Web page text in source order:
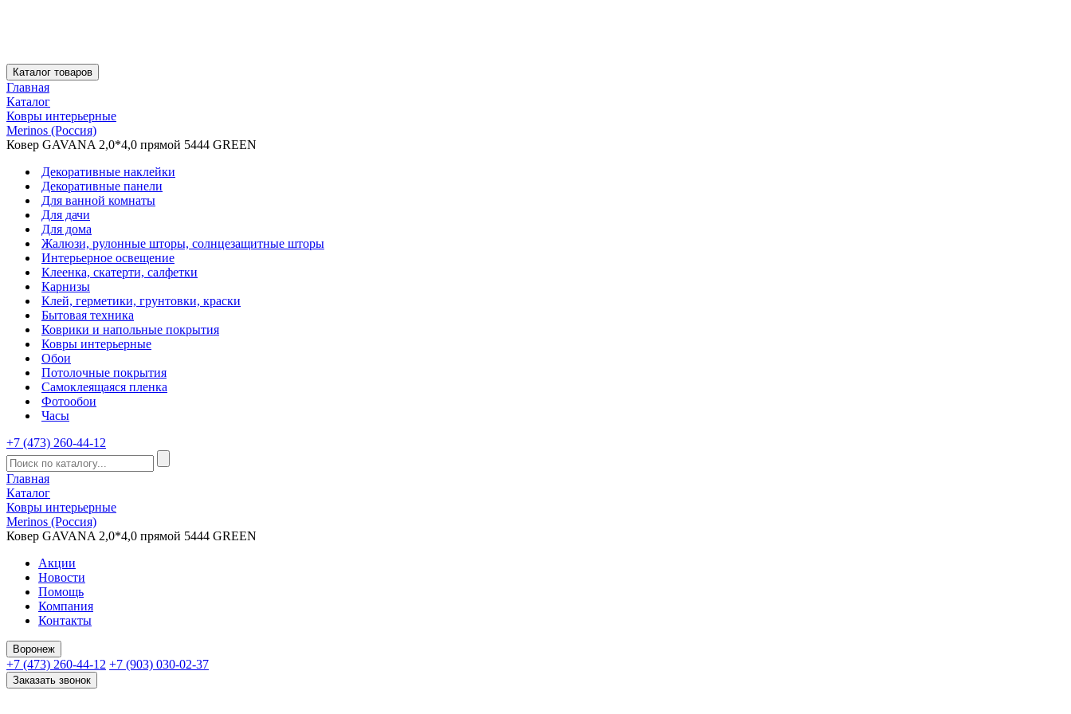
Каталог товаров
Главная
Каталог
Ковры интерьерные
Merinos (Россия)
Ковер GAVANA 2,0*4,0 прямой 5444 GREEN
Декоративные наклейки
Декоративные панели
Для ванной комнаты
Для дачи
Для дома
Жалюзи, рулонные шторы, солнцезащитные шторы
Интерьерное освещение
Клеенка, скатерти, салфетки
Карнизы
Клей, герметики, грунтовки, краски
Бытовая техника
Коврики и напольные покрытия
Ковры интерьерные
Обои
Потолочные покрытия
Самоклеящаяся пленка
Фотообои
Часы
+7 (473) 260-44-12
Главная
Каталог
Ковры интерьерные
Merinos (Россия)
Ковер GAVANA 2,0*4,0 прямой 5444 GREEN
Акции
Новости
Помощь
Компания
Контакты
Воронеж
+7 (473) 260-44-12 +7 (903) 030-02-37
Заказать звонок